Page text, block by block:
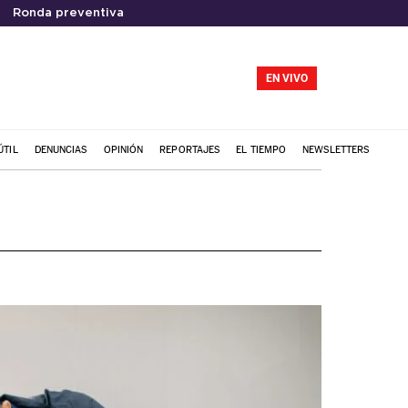
Ronda preventiva
EN VIVO
DENUNCIAS OPINIÓN REPORTAJES EL TIEMPO NEWSLETTERS